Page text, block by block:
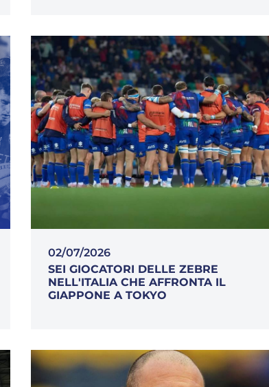
02/07/2026
SEI GIOCATORI DELLE ZEBRE
NELL'ITALIA CHE AFFRONTA IL
GIAPPONE A TOKYO